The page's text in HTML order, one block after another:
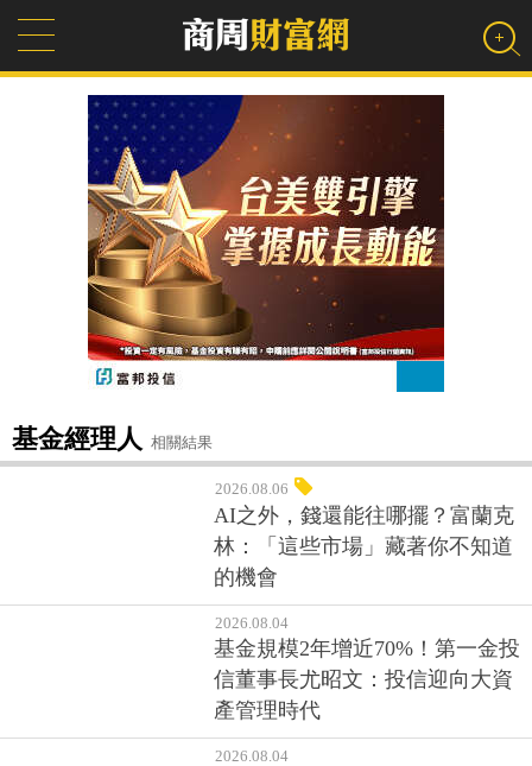
基金經理人 相關結果
2026.08.06
AI之外，錢還能往哪擺？富蘭克
林：「這些市場」藏著你不知道
的機會
2026.08.04
基金規模2年增近70%！第一金投
信董事長尤昭文：投信迎向大資
產管理時代
2026.08.04